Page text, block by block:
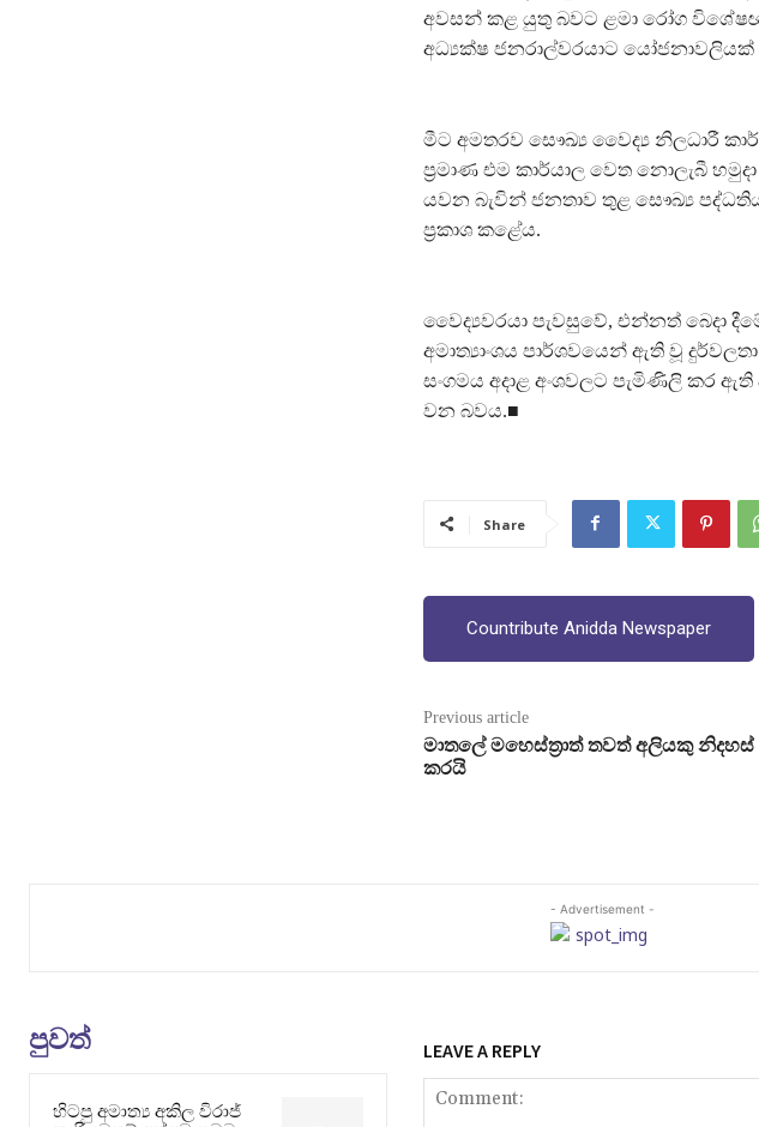
අවසන් කළ යුතු බවට ළමා රෝග
අධ්‍යක්ෂ ජනරාල්වරයාට යෝජනාවලියක්
මීට අමතරව සෞඛ්‍ය වෛද්‍ය නිලධාරී
ප්‍රමාණ එම කාර්යාල වෙත නොලැබී
යවන බැවින් ජනතාව තුළ සෞඛ්‍ය
ප්‍රකාශ කළේය.
වෛද්‍යවරයා පැවසුවේ, එන්නත් බෙදා
අමාත්‍යාංශය පාර්ශවයෙන් ඇති වූ
සංගමය අදාළ අංශවලට පැමිණිලි කර
වන බවය.■
Share
Countribute Anidda Newspaper
Previous article
මාතලේ මහෙස්ත්‍රාත් තවත් අලියකු නිදහස්
කරයි
- Advertisement -
පුවත්
හිටපු අමාත්‍ය අකිල විරාජ්
LEAVE A REPLY